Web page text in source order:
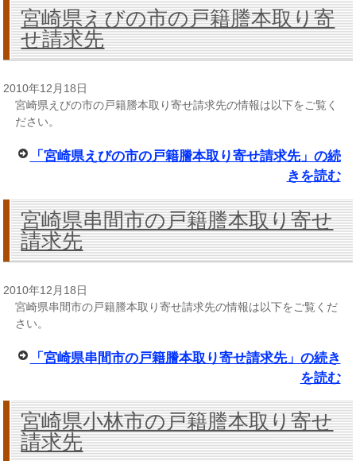
宮崎県えびの市の戸籍謄本取り寄
せ請求先
2010年12月18日
宮崎県えびの市の戸籍謄本取り寄せ請求先の情報は以下をご覧く
ださい。
「宮崎県えびの市の戸籍謄本取り寄せ請求先」の続
きを読む
宮崎県串間市の戸籍謄本取り寄せ
請求先
2010年12月18日
宮崎県串間市の戸籍謄本取り寄せ請求先の情報は以下をご覧くだ
さい。
「宮崎県串間市の戸籍謄本取り寄せ請求先」の続き
を読む
宮崎県小林市の戸籍謄本取り寄せ
請求先